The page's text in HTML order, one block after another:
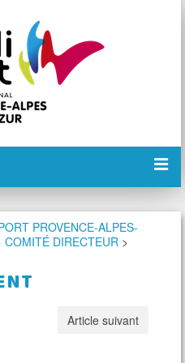
PROVENCE-ALPES-
COMITÉ DIRECTEUR >
Article suivant